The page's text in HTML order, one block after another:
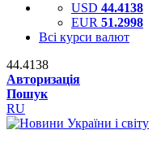
USD 44.4138
EUR 51.2998
Всі курси валют
44.4138
Авторизація
Пошук
RU